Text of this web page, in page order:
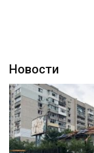
Новости